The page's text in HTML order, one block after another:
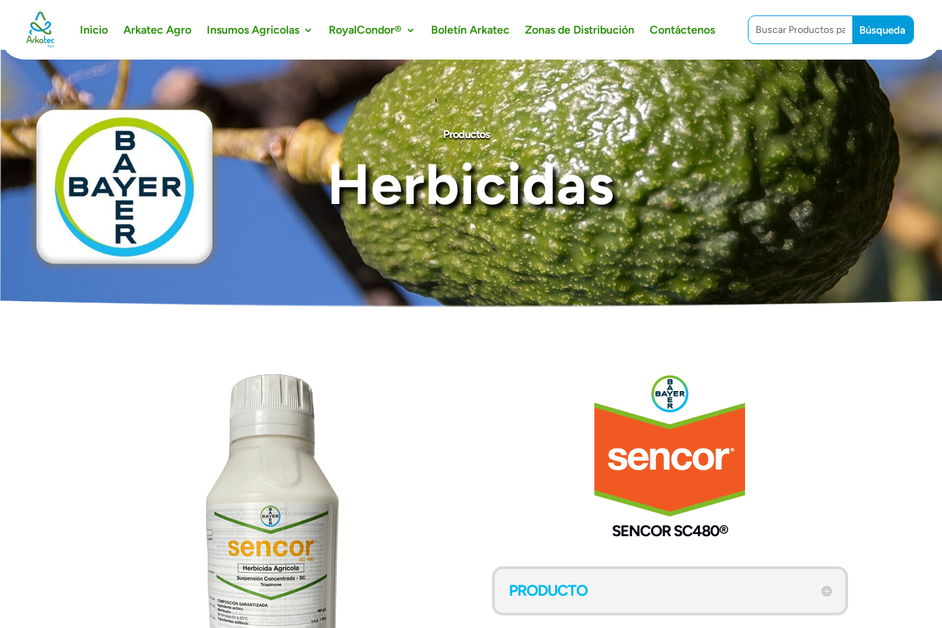
Inicio Arkatec Agro Insumos Agricolas RoyalCondor® Boletín Arkatec Zonas de Distribución Contáctenos
Productos
Herbicidas
SENCOR SC480®
PRODUCTO